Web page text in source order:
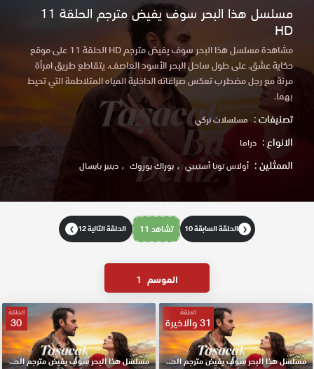
مسلسل هذا البحر سوف يفيض مترجم الحلقة 11
HD
مشاهدة مسلسل هذا البحر سوف يفيض مترجم HD الحلقة 11 على موقع
حكاية عشق. على طول ساحل البحر الأسود العاصف. يتقاطع طريق امرأة
مرنة مع رجل مضطرب تعكس صراعاته الداخلية المياه المتلاطمة التي تحيط
بهما.
تصنيفات : مسلسلات تركي
الانواع : دراما
الممثلين : أولاس تونا أستيبي بوراك يوروك دينيز بايسال
❮ الحلقة السابقة 10 تشاهد 11 الحلقة التالية 12 ❯
الموسم 1
الحلقة
31 والاخيرة
مسلسل هذا البحر سوف يفيض مترجم الحلقة 31 نهاية الموسم HD
الحلقة
30
مسلسل هذا البحر سوف يفيض مترجم الحلقة 30 HD